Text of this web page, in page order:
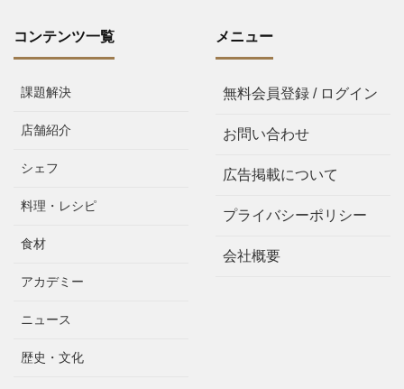
コンテンツ一覧
課題解決
店舗紹介
シェフ
料理・レシピ
食材
アカデミー
ニュース
歴史・文化
メニュー
無料会員登録 / ログイン
お問い合わせ
広告掲載について
プライバシーポリシー
会社概要